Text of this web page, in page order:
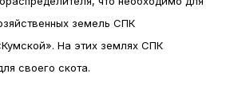
земель СПК
На этих землях СПК
своего скота.